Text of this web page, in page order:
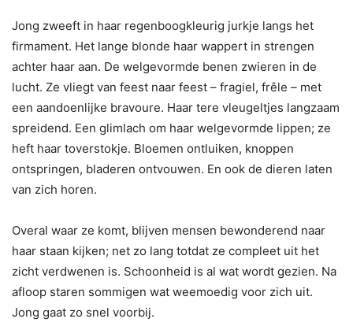
Jong zweeft in haar regenboogkleurig jurkje langs het
firmament. Het lange blonde haar wappert in strengen
achter haar aan. De welgevormde benen zwieren in de
lucht. Ze vliegt van feest naar feest – fragiel, frêle – met
een aandoenlijke bravoure. Haar tere vleugeltjes langzaam
spreidend. Een glimlach om haar welgevormde lippen; ze
heft haar toverstokje. Bloemen ontluiken, knoppen
ontspringen, bladeren ontvouwen. En ook de dieren laten
van zich horen.
Overal waar ze komt, blijven mensen bewonderend naar
haar staan kijken; net zo lang totdat ze compleet uit het
zicht verdwenen is. Schoonheid is al wat wordt gezien. Na
afloop staren sommigen wat weemoedig voor zich uit.
Jong gaat zo snel voorbij.